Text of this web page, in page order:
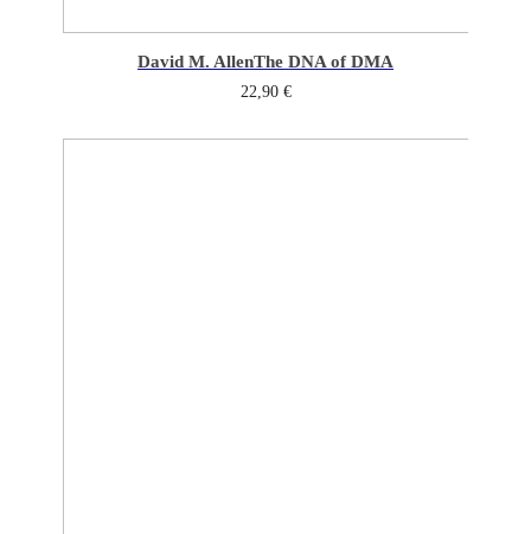
David M. AllenThe DNA of DMA
22,90 €